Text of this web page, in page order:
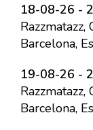
18-08-26 -
Barcelona,
19-08-26 -
Barcelona,